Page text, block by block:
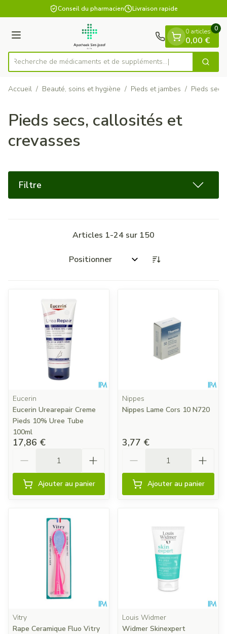
Aller au contenu
1 de 1Conseil du pharmacien Livraison rapide
Menu
Rechercher
Recherche de médicaments et
0 articles
0,00 €
0
Accueil / Beauté, soins et hygiène / Pieds et jambes / Pieds
Pieds secs, callosités et
crevasses
Filtre
Articles 1-24 sur 150
Trier par:
Eucerin
Eucerin Urearepair Creme
Pieds 10% Uree Tube
100ml
17,86 €
Ajouter au panier
Nippes
Nippes Lame Cors 10 N720
3,77 €
Ajouter au panier
Vitry
Rape Ceramique Fluo Vitry
Louis Widmer
Widmer Skinexpert